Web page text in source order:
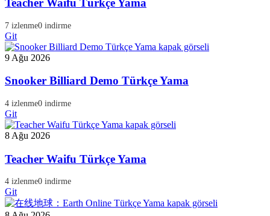
Teacher Waifu Türkçe Yama
7 izlenme0 indirme
Git
9 Ağu 2026
Snooker Billiard Demo Türkçe Yama
4 izlenme0 indirme
Git
8 Ağu 2026
Teacher Waifu Türkçe Yama
4 izlenme0 indirme
Git